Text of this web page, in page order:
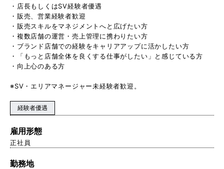
・店長もしくはSV経験者優遇
・販売、営業経験者歓迎
・販売スキルをマネジメントへと広げたい方
・複数店舗の運営・売上管理に携わりたい方
・ブランド店舗での経験をキャリアアップに活かしたい方
・「もっと店舗全体を良くする仕事がしたい」と感じている方
・向上心のある方
※SV・エリアマネージャー未経験者歓迎。
経験者優遇
雇用形態
正社員
勤務地